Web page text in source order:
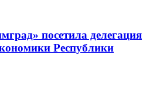
посетила делегация
Республики